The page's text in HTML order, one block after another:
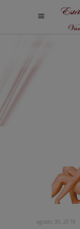
agosto 30, 2018